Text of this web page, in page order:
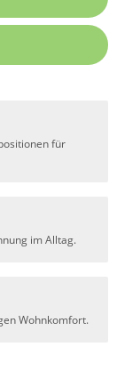
für
im Alltag.
Wohnkomfort.